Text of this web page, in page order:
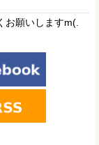
お願いしますm(.